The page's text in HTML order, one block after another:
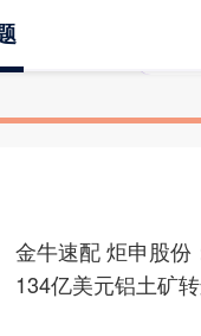
金牛速配 炬申股份
134亿美元铝土矿